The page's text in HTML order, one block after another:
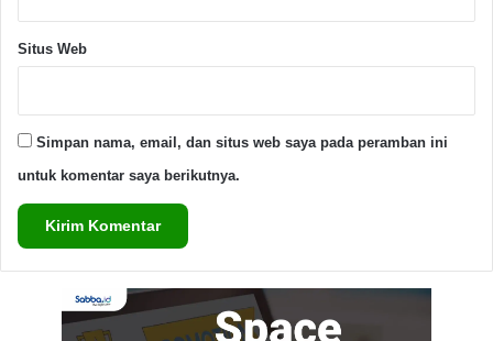
belaka, pasalnya tidak ada tindak lanjut yang konkrit”,
Advertisement Space
berdasarkan problematika yang semrawut, DPC GMNI
terjadi serta menuntut :
Situs Web
Simpan nama, email, dan situs web saya pada peramban ini
untuk komentar saya berikutnya.